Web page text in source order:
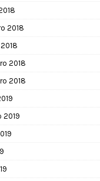
2018
2018
2018
2019